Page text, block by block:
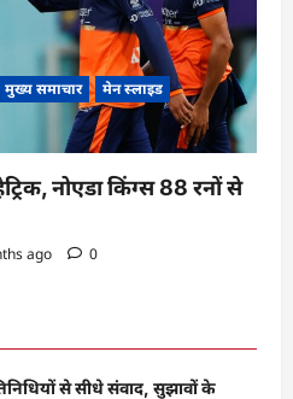
मुख्य समाचार
मेन स्लाइड
नोएडा किंग्स 88 रनों से
ago 0
से सीधे संवाद, सुझावों के